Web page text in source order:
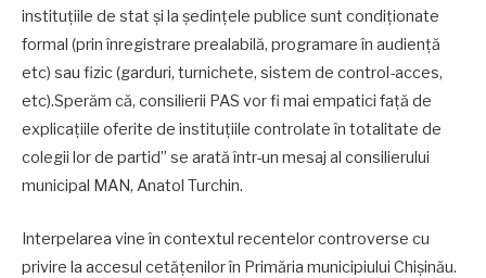
instituțiile de stat și la ședințele publice sunt condiționate
formal (prin înregistrare prealabilă, programare în audiență
etc) sau fizic (garduri, turnichete, sistem de control-acces,
etc).Sperăm că, consilierii PAS vor fi mai empatici față de
explicațiile oferite de instituțiile controlate în totalitate de
colegii lor de partid” se arată într-un mesaj al consilierului
municipal MAN, Anatol Turchin.
Interpelarea vine în contextul recentelor controverse cu
privire la accesul cetățenilor în Primăria municipiului Chișinău.